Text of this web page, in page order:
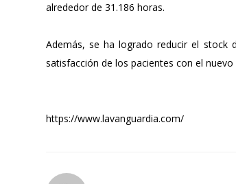
alrededor de 31.186 horas.
Además, se ha logrado reducir el stock
satisfacción de los pacientes con el
https://www.lavanguardia.com/